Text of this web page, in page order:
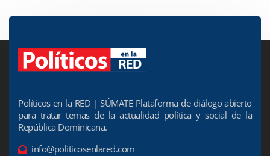
Políticos en la RED | SÚMATE Plataforma de diálogo abierto
para tratar temas de la actualidad política y social de la
República Dominicana.
info@politicosenlared.com